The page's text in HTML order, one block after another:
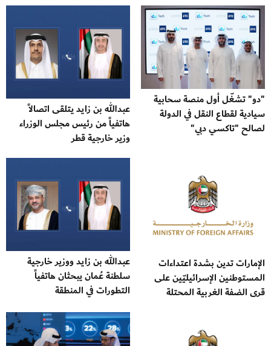
"دو" تشغّل أول منصة سحابية
سيادية لقطاع النقل في الدولة
لصالح "تاكسي دبي"
عبدالله بن زايد يتلقى اتصالاً
هاتفياً من رئيس مجلس الوزراء
وزير خارجية قطر
الإمارات تدين بشدة اعتداءات
المستوطنين الإسرائيليّين على
قرى الضفة الغربية المحتلة
عبدالله بن زايد ووزير خارجية
سلطنة عُمان يبحثان هاتفياً
التطورات في المنطقة